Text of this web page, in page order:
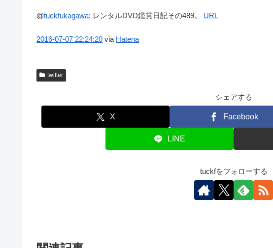
@tuckfukagawa: レンタルDVD鑑賞日記その489。 URL
2016-07-07 22:24:20 via Hatena
twitter
シェアする
X Facebook
LINE
tuckfをフォローする